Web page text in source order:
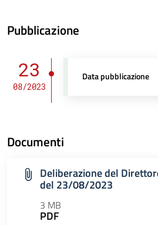
Pubblicazione
23
08/2023
Data pubblicazione
Documenti
Deliberazione del
del 23/08/2023
3 MB
PDF